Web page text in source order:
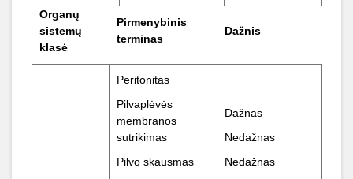
Organų
sistemų
klasė
Pirmenybinis
terminas
Dažnis
Peritonitas
Pilvaplėvės
membranos
sutrikimas
Pilvo skausmas
Dažnas
Nedažnas
Nedažnas